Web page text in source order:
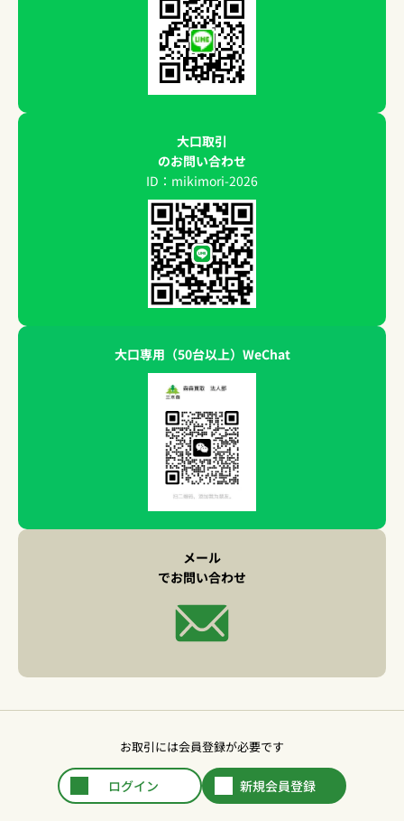
大口取引
のお問い合わせ
ID：mikimori-2026
大口専用（50台以上）WeChat
メール
でお問い合わせ
お取引には会員登録が必要です
ログイン 新規会員登録